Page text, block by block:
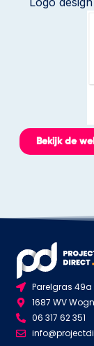
Bekijk de
Parelgras 49a
1687 WV
06 317 62 351